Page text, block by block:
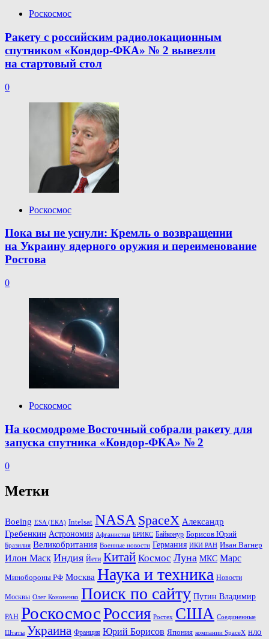
Роскосмос
Ракету с российским радиолокационным
спутником «Кондор-ФКА» № 2 вывезли
на стартовый стол
0
Роскосмос
Пока вы не уснули: Кремль о возвращении
на Украину ядерного оружия и переименование
Ростова
0
Роскосмос
На космодроме Восточный собрали ракету для
запуска спутника «Кондор-ФКА» № 2
0
Метки
Boeing ESA (ЕКА) Intelsat NASA SpaceX Александр
Гребенкин Астрономия Афганистан БРИКС Байконур Борисов Юрий
Бразилия Великобритания Военные новости Германия ИКИ РАН Иван Вагнер
Илон Маск Индия Йети Китай Космос Луна МКС Марс
Минoбороны РФ Москва Наука и техника Новости
Москвы Олег Кононенко Поиск по сайту Путин Владимир
РАН РоскосмосРоссия Ростех США Соединенные
Штаты Украина Франция Юрий Борисов Япония компании SpaceX нло